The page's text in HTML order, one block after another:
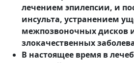
лечением эпилепсии, и
инсульта, устранением
межпозвоночных дисков
злокачественных
В настоящее время в